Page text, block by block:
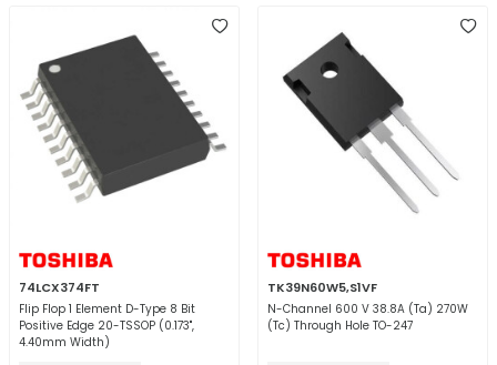
74LCX374FT
Flip Flop 1 Element D-Type 8 Bit
Positive Edge 20-TSSOP (0.173",
4.40mm Width)
TK39N60W5,S1VF
N-Channel 600 V 38.8A (Ta) 270W
(Tc) Through Hole TO-247